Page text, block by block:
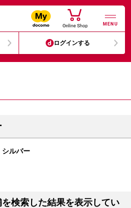
MENU
ログインする
ルバー
検索した結果を表示してい